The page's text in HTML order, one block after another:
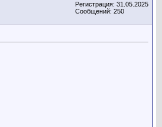
Регистрация: 31.05.2025
Сообщений: 250